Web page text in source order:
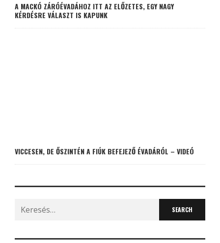
A MACKÓ ZÁRÓÉVADÁHOZ ITT AZ ELŐZETES, EGY NAGY
KÉRDÉSRE VÁLASZT IS KAPUNK
VICCESEN, DE ŐSZINTÉN A FIÚK BEFEJEZŐ ÉVADÁRÓL – VIDEÓ
Search
for: